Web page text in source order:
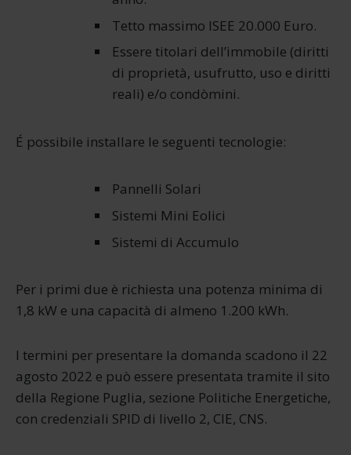
Tetto massimo ISEE 20.000 Euro.
Essere titolari dell’immobile (diritti
di proprietà, usufrutto, uso e diritti
reali) e/o condòmini.
É possibile installare le seguenti tecnologie:
Pannelli Solari
Sistemi Mini Eolici
Sistemi di Accumulo
Per i primi due è richiesta una potenza minima di
1,8 kW e una capacità di almeno 1.200 kWh.
I termini per presentare la domanda scadono il 22
agosto 2022 e può essere presentata tramite il sito
della Regione Puglia, sezione Politiche Energetiche,
con credenziali SPID di livello 2, CIE, CNS.